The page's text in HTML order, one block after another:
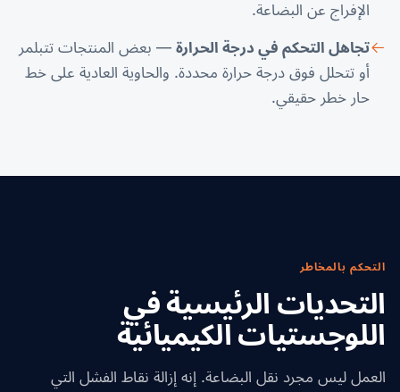
الإفراج عن البضاعة.
تجاهل التحكم في درجة الحرارة — بعض المنتجات تتبلمر
أو تتحلل فوق درجة حرارة محددة. والحاوية العادية على خط
حار خطر حقيقي.
التحكم بالمخاطر
التحديات الرئيسية في
اللوجستيات الكيميائية
العمل ليس مجرد نقل البضاعة. إنه إزالة نقاط الفشل التي